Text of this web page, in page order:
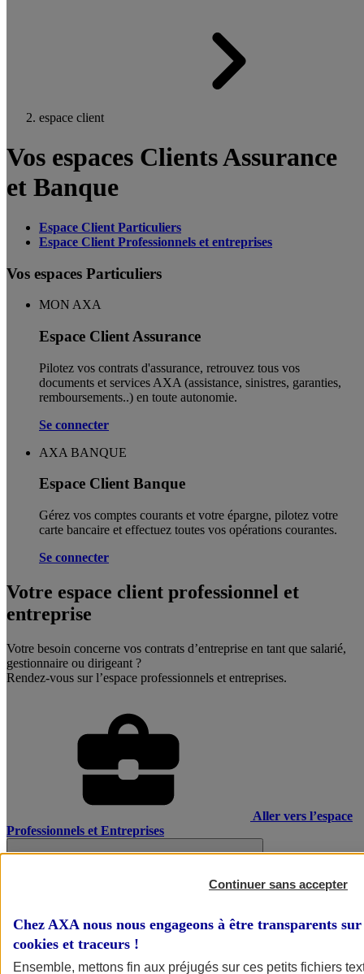
espace client
Vos espaces Clients Assurance
et Banque
Espace Client Particuliers
Espace Client Professionnels et entreprises
Vos espaces Particuliers
MON AXA
Espace Client Assurance
Pilotez vos contrats d'assurance, retrouvez tous vos
documents et services AXA (assistance, sinistres, garanties,
remboursements..) en toute autonomie. ​
Se connecter
AXA BANQUE
Espace Client Banque
Gérez vos comptes courants et votre épargne, pilotez votre
carte bancaire et effectuez toutes vos opérations courantes.
Se connecter
Votre espace client professionnel et
entreprise
Votre besoin concerne vos contrats d’entreprise en tant que salarié,
gestionnaire ou dirigeant ?
Rendez-vous sur l’espace professionnels et entreprises.
Aller vers l’espace
Professionnels et Entreprises
Continuer sans accepter
Chez AXA nous nous engageons à être transparents
cookies et traceurs !
Ensemble, mettons fin aux préjugés sur ces petits fichiers